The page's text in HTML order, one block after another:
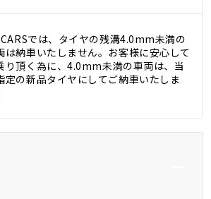
では、タイヤの残溝4.0mm未満の
は納車いたしません。お客様に安心して
り頂く為に、4.0mm未満の車両は、当
定の新品タイヤにしてご納車いたしま